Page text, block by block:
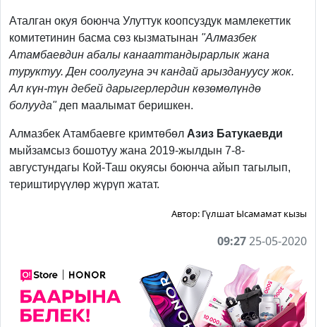
Аталган окуя боюнча Улуттук коопсуздук мамлекеттик
комитетинин басма сөз кызматынан "Алмазбек
Атамбаевдин абалы канааттандырарлык жана
туруктуу. Ден соолугуна эч кандай арыздануусу жок.
Ал күн-түн дебей дарыгерлердин көзөмөлүндө
болууда"деп маалымат беришкен.
Алмазбек Атамбаевге кримтөбөл Азиз Батукаевди
мыйзамсыз бошотуу жана 2019-жылдын 7-8-
августундагы Кой-Таш окуясы боюнча айып тагылып,
териштирүүлөр жүрүп жатат.
Автор: Гүлшат Ысамамат кызы
09:2725-05-2020